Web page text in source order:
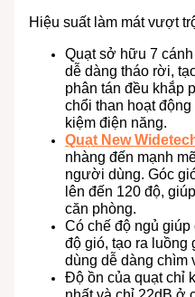
Hiệu suất làm mát vượt
Quạt sở hữu 7
dễ dàng tháo rời,
phân tán đều khắp
chổi than hoạt
kiệm điện năng.
Quạt New
nhàng đến mạnh
người dùng. Góc
lên đến 120 độ,
căn phòng.
Có chế độ ngủ
độ gió, tạo ra
dùng dễ dàng chìm
Độ ồn của quạt chỉ